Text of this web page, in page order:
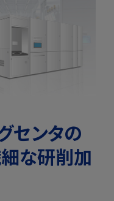
センタの
な研削加